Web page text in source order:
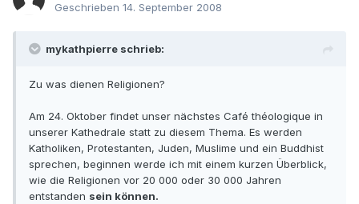
Geschrieben 14. September 2008
mykathpierre schrieb:
Zu was dienen Religionen?
Am 24. Oktober findet unser nächstes Café théologique in
unserer Kathedrale statt zu diesem Thema. Es werden
Katholiken, Protestanten, Juden, Muslime und ein Buddhist
sprechen, beginnen werde ich mit einem kurzen Überblick,
wie die Religionen vor 20 000 oder 30 000 Jahren
entstanden sein können.